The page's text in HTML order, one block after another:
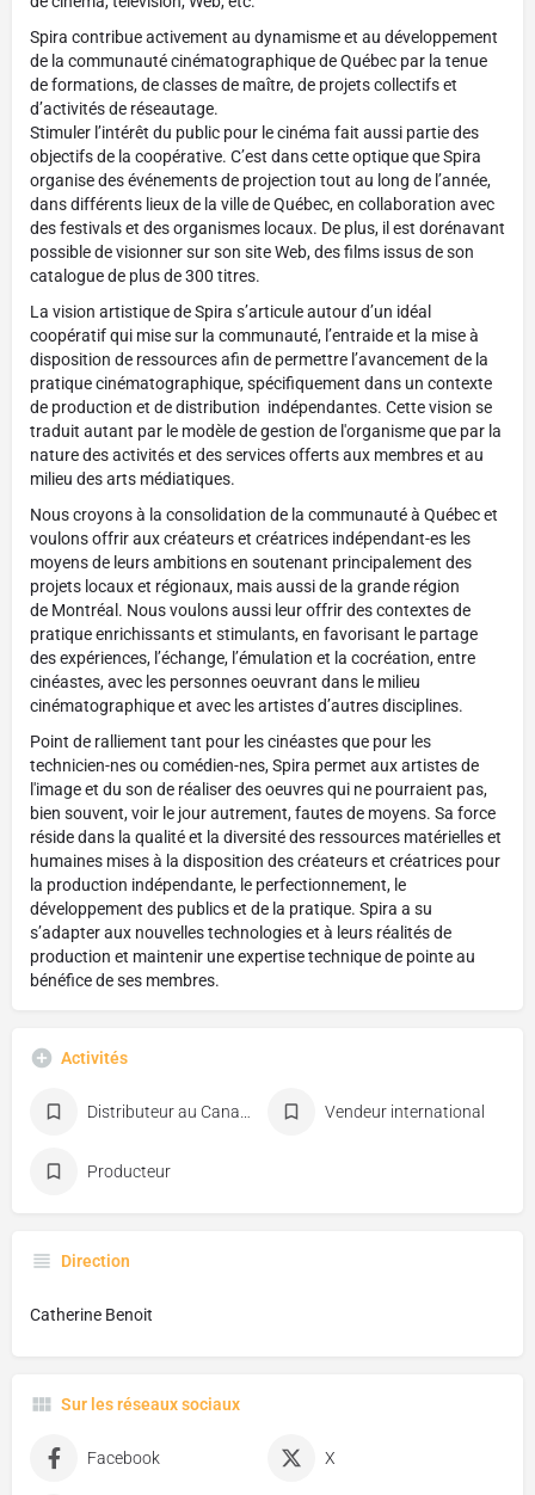
Spira contribue activement au dynamisme et au développement
de la communauté cinématographique de Québec par la tenue
de formations, de classes de maître, de projets collectifs et
d’activités de réseautage.
Stimuler l’intérêt du public pour le cinéma fait aussi partie des
objectifs de la coopérative. C’est dans cette optique que Spira
organise des événements de projection tout au long de l’année,
dans différents lieux de la ville de Québec, en collaboration avec
des festivals et des organismes locaux. De plus, il est dorénavant
possible de visionner sur son site Web, des films issus de son
catalogue de plus de 300 titres.
La vision artistique de Spira s’articule autour d’un idéal
coopératif qui mise sur la communauté, l’entraide et la mise à
disposition de ressources afin de permettre l’avancement de la
pratique cinématographique, spécifiquement dans un contexte
de production et de distribution indépendantes. Cette vision se
traduit autant par le modèle de gestion de l'organisme que par la
nature des activités et des services offerts aux membres et au
milieu des arts médiatiques.
Nous croyons à la consolidation de la communauté à Québec et
voulons offrir aux créateurs et créatrices indépendant-es les
moyens de leurs ambitions en soutenant principalement des
projets locaux et régionaux, mais aussi de la grande région
de Montréal. Nous voulons aussi leur offrir des contextes de
pratique enrichissants et stimulants, en favorisant le partage
des expériences, l’échange, l’émulation et la cocréation, entre
cinéastes, avec les personnes oeuvrant dans le milieu
cinématographique et avec les artistes d’autres disciplines.
Point de ralliement tant pour les cinéastes que pour les
technicien-nes ou comédien-nes, Spira permet aux artistes de
l'image et du son de réaliser des oeuvres qui ne pourraient pas,
bien souvent, voir le jour autrement, fautes de moyens. Sa force
réside dans la qualité et la diversité des ressources matérielles et
humaines mises à la disposition des créateurs et créatrices pour
la production indépendante, le perfectionnement, le
développement des publics et de la pratique. Spira a su
s’adapter aux nouvelles technologies et à leurs réalités de
production et maintenir une expertise technique de pointe au
bénéfice de ses membres.
Activités
Distributeur au Canada Vendeur international
Producteur
Direction
Catherine Benoit
Sur les réseaux sociaux
Facebook X